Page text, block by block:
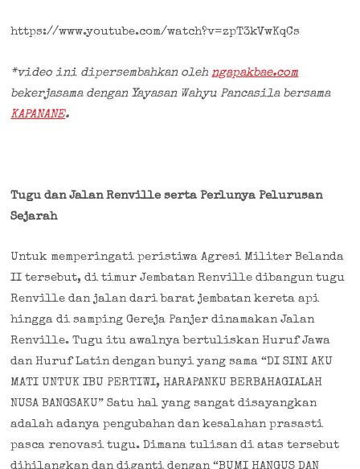
https://www.youtube.com/watch?v=zpT3kVwKqCs
*video ini dipersembahkan olehngapakbae.com
bekerjasama dengan Yayasan Wahyu Pancasila bersama
KAPANANE.
Tugu dan Jalan Renville serta Perlunya Pelurusan
Sejarah
Untuk memperingati peristiwa Agresi Militer Belanda
II tersebut, di timur Jembatan Renville dibangun tugu
Renville dan jalan dari barat jembatan kereta api
hingga di samping Gereja Panjer dinamakan Jalan
Renville. Tugu itu awalnya bertuliskan Huruf Jawa
dan Huruf Latin dengan bunyi yang sama “DI SINI AKU
MATI UNTUK IBU PERTIWI, HARAPANKU BERBAHAGIALAH
NUSA BANGSAKU” Satu hal yang sangat disayangkan
adalah adanya pengubahan dan kesalahan prasasti
pasca renovasi tugu. Dimana tulisan di atas tersebut
dihilangkan dan diganti dengan “BUMI HANGUS DAN